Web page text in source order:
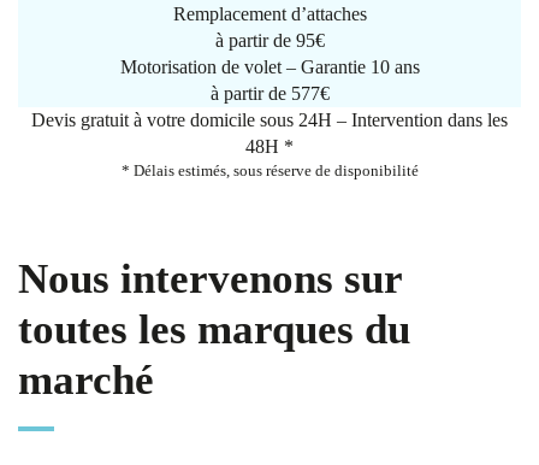
Remplacement d’attaches
à partir de 95€
Motorisation de volet – Garantie 10 ans
à partir de 577€
Devis gratuit à votre domicile sous 24H – Intervention dans les
48H *
* Délais estimés, sous réserve de disponibilité
Nous intervenons sur
toutes les marques du
marché